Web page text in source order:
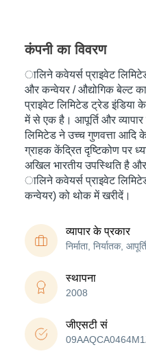
कंपनी का विवरण
ालिने कवेयर्स प्राइवेट
और कन्वेयर / औद्योगिक बेल्ट का
प्राइवेट लिमिटेड ट्रेड इंडिया
में से एक है। आपूर्ति और
लिमिटेड ने उच्च गुणवत्ता आदि
ग्राहक केंद्रित दृष्टिकोण पर
अखिल भारतीय उपस्थिति है
ालिने कवेयर्स प्राइवेट
कन्वेयर) को थोक में खरीदें।
व्यापार के प्रकार
निर्माता, निर्यातक,
स्थापना
2008
जीएसटी सं